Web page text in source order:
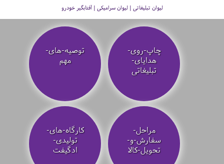
لیوان تبلیغاتی | لیوان سرامیکی | آفتابگیر خودرو
چاپ-روی-
هدایای-
تبلیغاتی
توصیه‌-های-
مهم
مراحل-
سفارش-و-
تحویل-کالا
کارگاه-های-
تولیدی-
ادگیفت